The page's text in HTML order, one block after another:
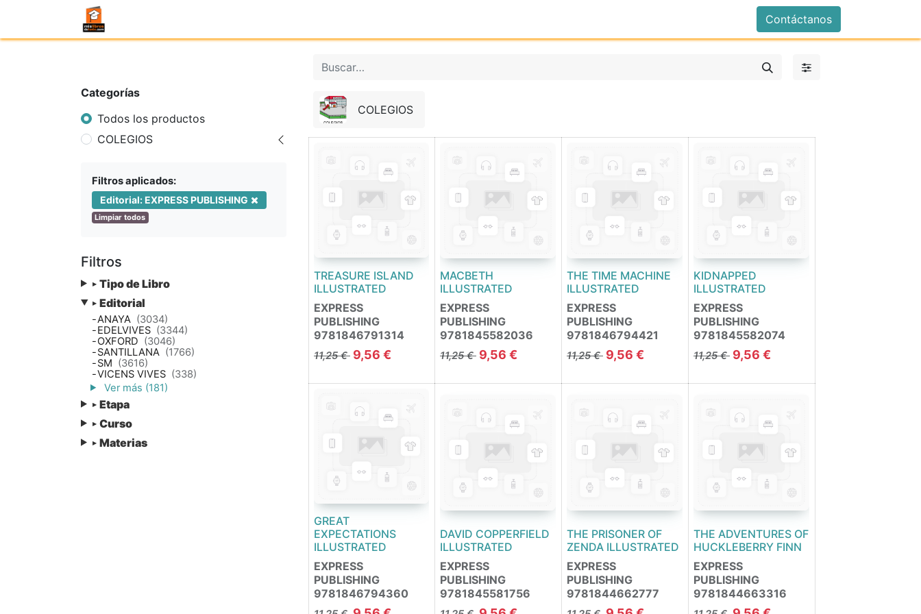
Contáctanos
Categorías
Todos los productos
COLEGIOS
Filtros aplicados:
Editorial: EXPRESS PUBLISHING
Limpiar todos
Filtros
▸ Tipo de Libro
▸ Editorial
-ANAYA (3034)
-EDELVIVES (3344)
-OXFORD (3046)
-SANTILLANA (1766)
-SM (3616)
-VICENS VIVES (338)
Ver más (181)
▸ Etapa
▸ Curso
▸ Materias
COLEGIOS
TREASURE ISLAND
ILLUSTRATED
EXPRESS
PUBLISHING
9781846791314
11,25€ 9,56 €
MACBETH
ILLUSTRATED
EXPRESS
PUBLISHING
9781845582036
11,25€ 9,56 €
THE TIME MACHINE
ILLUSTRATED
EXPRESS
PUBLISHING
9781846794421
11,25€ 9,56 €
KIDNAPPED
ILLUSTRATED
EXPRESS
PUBLISHING
9781845582074
11,25€ 9,56 €
GREAT
EXPECTATIONS
ILLUSTRATED
EXPRESS
PUBLISHING
9781846794360
DAVID COPPERFIELD
ILLUSTRATED
EXPRESS
PUBLISHING
9781845581756
THE PRISONER OF
ZENDA ILLUSTRATED
EXPRESS
PUBLISHING
9781844662777
THE ADVENTURES OF
HUCKLEBERRY FINN
EXPRESS
PUBLISHING
9781844663316